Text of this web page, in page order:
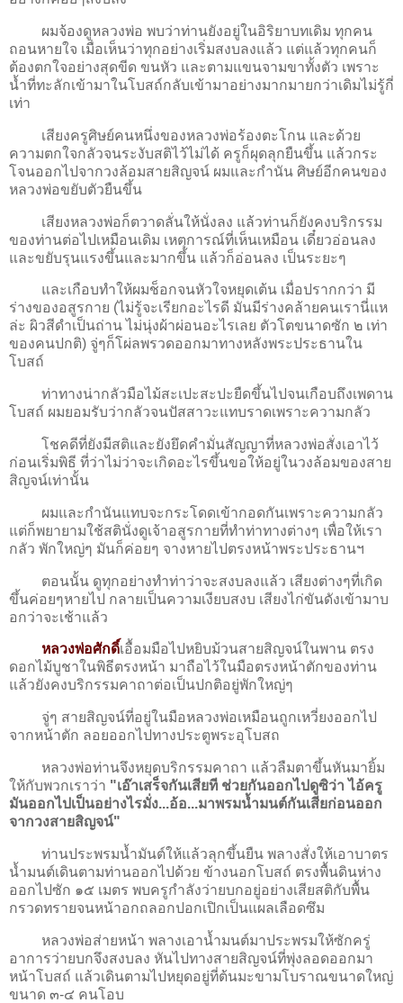
ผมจ้องดูหลวงพ่อ พบว่าท่านยังอยู่ในอิริยาบทเดิม ทุกคน
ถอนหายใจ เมื่อเห็นว่าทุกอย่างเริ่มสงบลงแล้ว แต่แล้วทุกคนก็
ต้องตกใจอย่างสุดขีด ขนหัว และตามแขนจามขาทั้งตัว เพราะ
น้ำที่ทะลักเข้ามาในโบสถ์กลับเข้ามาอย่างมากมายกว่าเดิมไม่รู้กี่
เท่า
เสียงครูศิษย์คนหนึ่งของหลวงพ่อร้องตะโกน และด้วย
ความตกใจกลัวจนระงับสติไว้ไม่ได้ ครูก็ผุดลุกยืนขึ้น แล้วกระ
โจนออกไปจากวงล้อมสายสิญจน์ ผมและกำนัน ศิษย์อีกคนของ
หลวงพ่อขยับตัวยืนขึ้น
เสียงหลวงพ่อก็ตวาดลั่นให้นั่งลง แล้วท่านก็ยังคงบริกรรม
ของท่านต่อไปเหมือนเดิม เหตุการณ์ที่เห็นเหมือน เดี๋ยวอ่อนลง
และขยับรุนแรงขึ้นและมากขึ้น แล้วก็อ่อนลง เป็นระยะๆ
และเกือบทำให้ผมช็อกจนหัวใจหยุดเต้น เมื่อปรากกว่า มี
ร่างของอสูรกาย (ไม่รู้จะเรียกอะไรดี มันมีร่างคล้ายคนเรานี่แห
ล่ะ ผิวสีดำเป็นถ่าน ไม่นุ่งผ้าผ่อนอะไรเลย ตัวโตขนาดซัก ๒ เท่า
ของคนปกติ) จู่ๆก็โผ่ลพรวดออกมาทางหลังพระประธานใน
โบสถ์
ท่าทางน่ากลัวมือไม้สะเปะสะปะยืดขึ้นไปจนเกือบถึงเพดาน
โบสถ์ ผมยอมรับว่ากลัวจนปัสสาวะแทบราดเพราะความกลัว
โชคดีที่ยังมีสติและยังยึดคำมั่นสัญญาที่หลวงพ่อสั่งเอาไว้
ก่อนเริ่มพิธี ที่ว่าไม่ว่าจะเกิดอะไรขึ้นขอให้อยู่ในวงล้อมของสาย
สิญจน์เท่านั้น
ผมและกำนันแทบจะกระโดดเข้ากอดกันเพราะความกลัว
แต่ก็พยายามใช้สตินั่งดูเจ้าอสูรกายที่ทำท่าทางต่างๆ เพื่อให้เรา
กลัว พักใหญ่ๆ มันก็ค่อยๆ จางหายไปตรงหน้าพระประธานฯ
ตอนนั้น ดูทุกอย่างทำท่าว่าจะสงบลงแล้ว เสียงต่างๆที่เกิด
ขึ้นค่อยๆหายไป กลายเป็นความเงียบสงบ เสียงไก่ขันดังเข้ามาบ
อกว่าจะเช้าแล้ว
หลวงพ่อศักดิ์เอื้อมมือไปหยิบม้วนสายสิญจน์ในพาน ตรง
ดอกไม้บูชาในพิธีตรงหน้า มาถือไว้ในมือตรงหน้าตักของท่าน
แล้วยังคงบริกรรมคาถาต่อเป็นปกติอยู่พักใหญ่ๆ
จู่ๆ สายสิญจน์ที่อยู่ในมือหลวงพ่อเหมือนถูกเหวี่ยงออกไป
จากหน้าตัก ลอยออกไปทางประตูพระอุโบสถ
หลวงพ่อท่านจึงหยุดบริกรรมคาถา แล้วลืมตาขึ้นหันมายิ้ม
ให้กับพวกเราว่า "เอ๊าเสร็จกันเสียที ช่วยกันออกไปดูซิว่า ไอ้ครู
มันออกไปเป็นอย่างไรมั่ง...อ้อ...มาพรมน้ำมนต์กันเสียก่อนออก
จากวงสายสิญจน์"
ท่านประพรมน้ำมันต์ให้แล้วลุกขึ้นยืน พลางสั่งให้เอาบาตร
น้ำมนต์เดินตามท่านออกไปด้วย ข้างนอกโบสถ์ ตรงพื้นดินห่าง
ออกไปซัก ๑๕ เมตร พบครูกำลังว่ายบกอยู่อย่างเสียสติกับพื้น
กรวดทรายจนหน้าอกถลอกปอกเปิกเป็นแผลเลือดซึม
หลวงพ่อส่ายหน้า พลางเอาน้ำมนต์มาประพรมให้ซักครู่
อาการว่ายบกจึงสงบลง หันไปทางสายสิญจน์ที่พุ่งลอดออกมา
หน้าโบสถ์ แล้วเดินตามไปหยุดอยู่ที่ต้นมะขามโบราณขนาดใหญ่
ขนาด ๓-๔ คนโอบ